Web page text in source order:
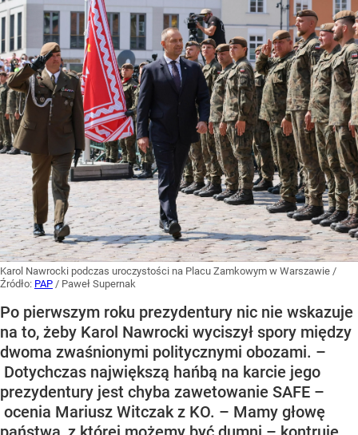
Karol Nawrocki podczas uroczystości na Placu Zamkowym w Warszawie /
Źródło: PAP / Paweł Supernak
Po pierwszym roku prezydentury nic nie wskazuje
na to, żeby Karol Nawrocki wyciszył spory między
dwoma zwaśnionymi politycznymi obozami. –
Dotychczas największą hańbą na karcie jego
prezydentury jest chyba zawetowanie SAFE –
ocenia Mariusz Witczak z KO. – Mamy głowę